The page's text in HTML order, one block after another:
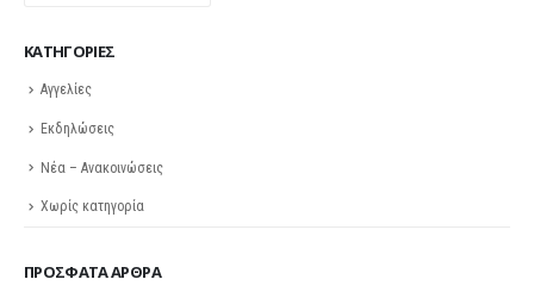
KΑΤΗΓΟΡΊΕΣ
Αγγελίες
Εκδηλώσεις
Νέα – Ανακοινώσεις
Χωρίς κατηγορία
ΠΡΌΣΦΑΤΑ ΆΡΘΡΑ